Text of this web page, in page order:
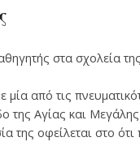
στα σχολεία
από τις
της Αγίας και
οφείλεται στο